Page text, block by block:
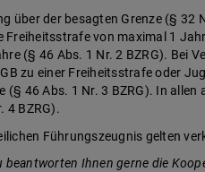
über der besagten Grenze (§ 32
Freiheitsstrafe von maximal 1
(§ 46 Abs. 1 Nr. 2 BZRG). Bei
zu einer Freiheitsstrafe oder
(§ 46 Abs. 1 Nr. 3 BZRG). In
4 BZRG).
Führungszeugnis gelten
beantworten Ihnen gerne die